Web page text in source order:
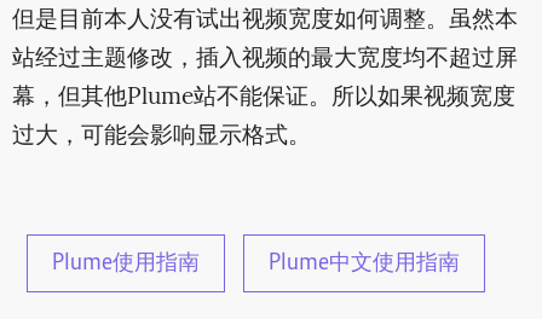
但是目前本人没有试出视频宽度如何调整。虽然本
站经过主题修改，插入视频的最大宽度均不超过屏
幕，但其他Plume站不能保证。所以如果视频宽度
过大，可能会影响显示格式。
Plume使用指南 Plume中文使用指南